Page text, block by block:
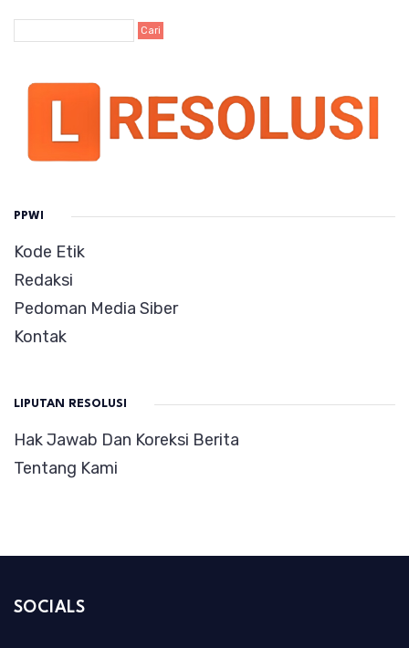
PPWI
Kode Etik
Redaksi
Pedoman Media Siber
Kontak
LIPUTAN RESOLUSI
Hak Jawab Dan Koreksi Berita
Tentang Kami
SOCIALS